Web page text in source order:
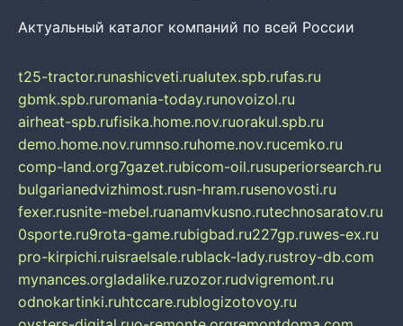
Актуальный каталог компаний по всей России
t25-tractor.runashicveti.rualutex.spb.rufas.ru
gbmk.spb.ruromania-today.runovoizol.ru
airheat-spb.rufisika.home.nov.ruorakul.spb.ru
demo.home.nov.rumnso.ruhome.nov.rucemko.ru
comp-land.org7gazet.rubicom-oil.rusuperiorsearch.ru
bulgarianedvizhimost.rusn-hram.rusenovosti.ru
fexer.rusnite-mebel.ruanamvkusno.rutechnosaratov.ru
0sporte.ru9rota-game.rubigbad.ru227gp.ruwes-ex.ru
pro-kirpichi.ruisraelsale.rublack-lady.rustroy-db.com
mynances.orgladalike.ruzozor.rudvigremont.ru
odnokartinki.ruhtccare.rublogizotovoy.ru